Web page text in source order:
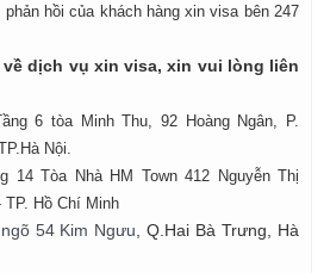
hồi của khách hàng xin visa bên 247
dịch vụ xin visa, xin vui lòng liên
6 tòa Minh Thu, 92 Hoàng Ngân, P.
Nội.
14 Tòa Nhà HM Town 412 Nguyễn Thị
TP. Hồ Chí Minh
54 Kim Ngưu , Q.Hai Bà Trưng, Hà